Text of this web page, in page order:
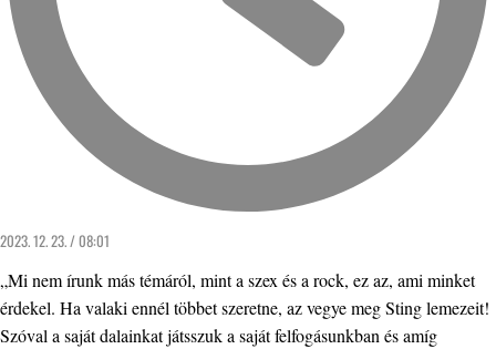
2023. 12. 23. / 08:01
„Mi nem írunk más témáról, mint a szex és a rock, ez az, ami minket
érdekel. Ha valaki ennél többet szeretne, az vegye meg Sting lemezeit!
Szóval a saját dalainkat játsszuk a saját felfogásunkban és amíg